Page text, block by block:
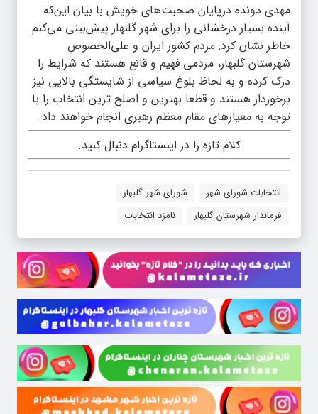
مهدی دونده درپایان صحبت‌های خویش با بیان این‌که
آینده بسیار درخشانی را برای شهر گلبهار پیش‌بینی می‌کنم
خاطر نشان کرد: مردم کشور ایران و علی‌الخصوص
شهرستان گلبهار، مردمی فهیم و قانع هستند که شرایط را
درک کرده و به لحاظ بلوغ سیاسی از شایستگی بالایی نیز
برخوردار هستند و قطعا بهترین و اصلح ترین انتخاب را با
توجه به معیارهای مقام معظم رهبری انجام خواهند داد.
کلام تازه را در اینستاگرام دنبال کنید.
انتخابات شورای شهر
شورای شهر گلبهار
فرماندار شهرستان گلبهار
نامزد انتخابات